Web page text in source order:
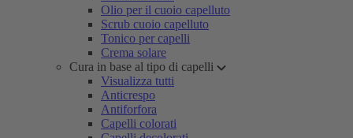
Olio per il cuoio capelluto
Scrub cuoio capelluto
Tonico per capelli
Crema solare
Cura in base al tipo di capelli
Visualizza tutti
Anticrespo
Antiforfora
Capelli colorati